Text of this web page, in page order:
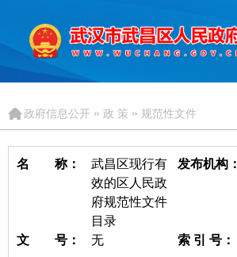
政府信息公开 » 政 策 » 规范性文件
名 称：
武昌区现行有
效的区人民政
府规范性文件
目录
发布机构：
文 号： 无 索 引 号：